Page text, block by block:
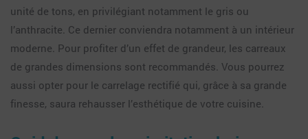
unité de tons, en privilégiant notamment le gris ou
l’anthracite. Ce dernier conviendra notamment à un intérieur
moderne. Pour profiter d’un effet de grandeur, les carreaux
de grandes dimensions sont recommandés. Vous pourrez
aussi opter pour le carrelage rectifié qui, grâce à sa grande
finesse, saura rehausser l’esthétique de votre cuisine.